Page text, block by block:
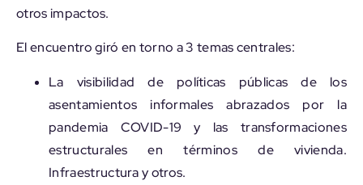
otros impactos.
El encuentro giró en torno a 3 temas centrales:
La visibilidad de políticas públicas de los
asentamientos informales abrazados por la
pandemia COVID-19 y las transformaciones
estructurales en términos de vivienda.
Infraestructura y otros.